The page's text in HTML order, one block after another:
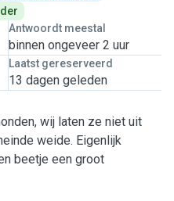
Antwoordt meestal
binnen ongeveer 2 uur
Laatst gereserveerd
13 dagen geleden
wij laten ze niet uit
weide. Eigenlijk
beetje een groot